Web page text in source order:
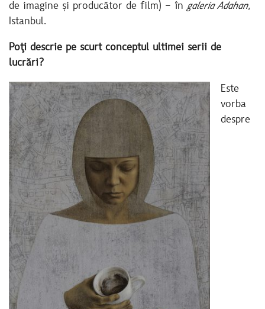
de imagine și producător de film) – în galeria Adahan,
Istanbul.
Poţi descrie pe scurt conceptul ultimei serii de
lucrări?
Este
vorba
despre